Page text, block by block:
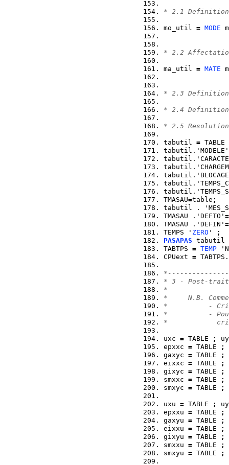
* 2.1 Definition
mo_util = MODE
* 2.2
ma_util = MATE
* 2.3 Definition
* 2.4
* 2.5 Resolution
tabutil = TABLE
TMASAU=table ;
tabutil .
TMASAU .'DEFTO' =
TMASAU .'DEFIN' =
TEMPS ' ZERO '
;
PASAPAS tabutil
TABTPS = TEMP
CPUext =
* 3 - Post-
*
*     N.B.
*          -
*          - Pour
*
uxc = TABLE ;
epxxc = TABLE ;
gaxyc = TABLE ;
eixxc = TABLE ;
gixyc = TABLE ;
smxxc = TABLE ;
smxyc = TABLE ;
uxu = TABLE ;
epxxu = TABLE ;
gaxyu = TABLE ;
eixxu = TABLE ;
gixyu = TABLE ;
smxxu = TABLE ;
smxyu = TABLE ;